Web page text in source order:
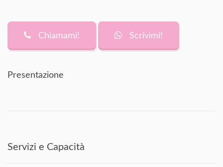
Chiamami! Scrivimi!
Presentazione
Servizi e Capacità